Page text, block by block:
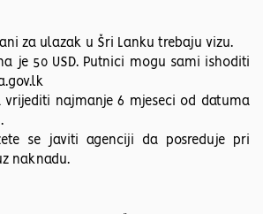
za ulazak u Šri Lanku trebaju vizu.
je 50 USD. Putnici mogu sami ishoditi
vrijediti najmanje 6 mjeseci od datuma
se javiti agenciji da posreduje pri
naknadu.